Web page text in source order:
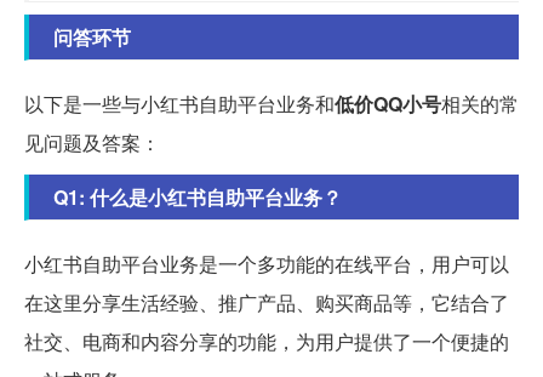
问答环节
以下是一些与小红书自助平台业务和低价QQ小号相关的常
见问题及答案：
Q1: 什么是小红书自助平台业务？
小红书自助平台业务是一个多功能的在线平台，用户可以
在这里分享生活经验、推广产品、购买商品等，它结合了
社交、电商和内容分享的功能，为用户提供了一个便捷的